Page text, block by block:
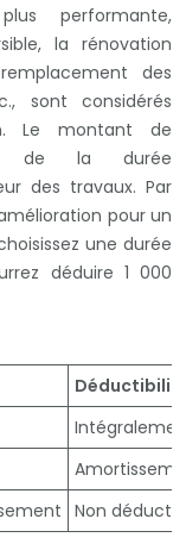
performante,
la rénovation
des
sont considérés
Le montant de
de la durée
des travaux. Par
pour un
une durée
déduire 1 000
Non